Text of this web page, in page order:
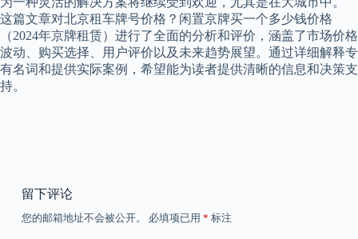
这篇文章对北京租车牌号价格？闲置京牌买一个多少钱价格
（2024年京牌租赁）进行了全面的分析和评价，涵盖了市场价格
波动、购买选择、用户评价以及未来趋势展望。通过详细解释专
有名词和提供实际案例，希望能为读者提供清晰的信息和决策支
持。
留下评论
您的邮箱地址不会被公开。 必填项已用 * 标注